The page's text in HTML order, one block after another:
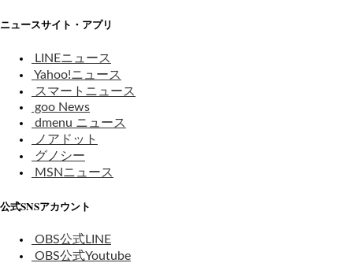
ニュースサイト・アプリ
LINEニュース
Yahoo!ニュース
スマートニュース
goo News
dmenu ニュース
ノアドット
グノシー
MSNニュース
公式SNSアカウント
OBS公式LINE
OBS公式Youtube